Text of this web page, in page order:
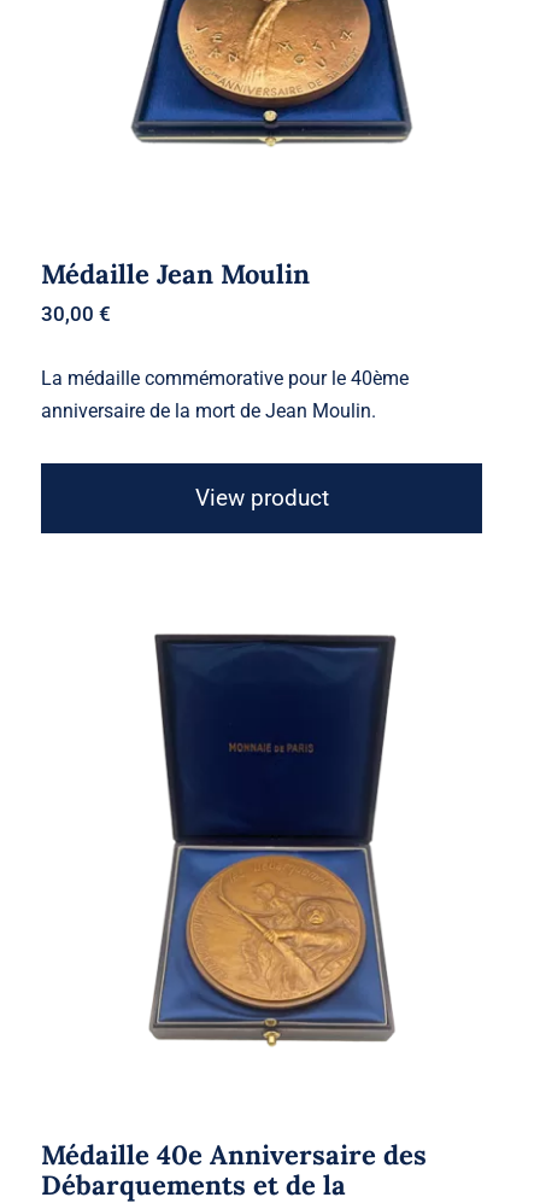
Médaille Jean Moulin
30,00€
La médaille commémorative pour le 40ème
anniversaire de la mort de Jean Moulin.
View product
Médaille 40e Anniversaire des
Débarquements et de la Resistance
Médaille 40e Anniversaire des
Débarquements et de la